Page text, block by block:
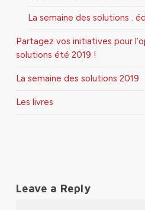
La semaine des solutions .
Partagez vos initiatives pour
solutions été 2019 !
La semaine des solutions 2019
Les livres
Leave a Reply